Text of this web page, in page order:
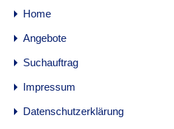
Home
Angebote
Suchauftrag
Impressum
Datenschutzerklärung